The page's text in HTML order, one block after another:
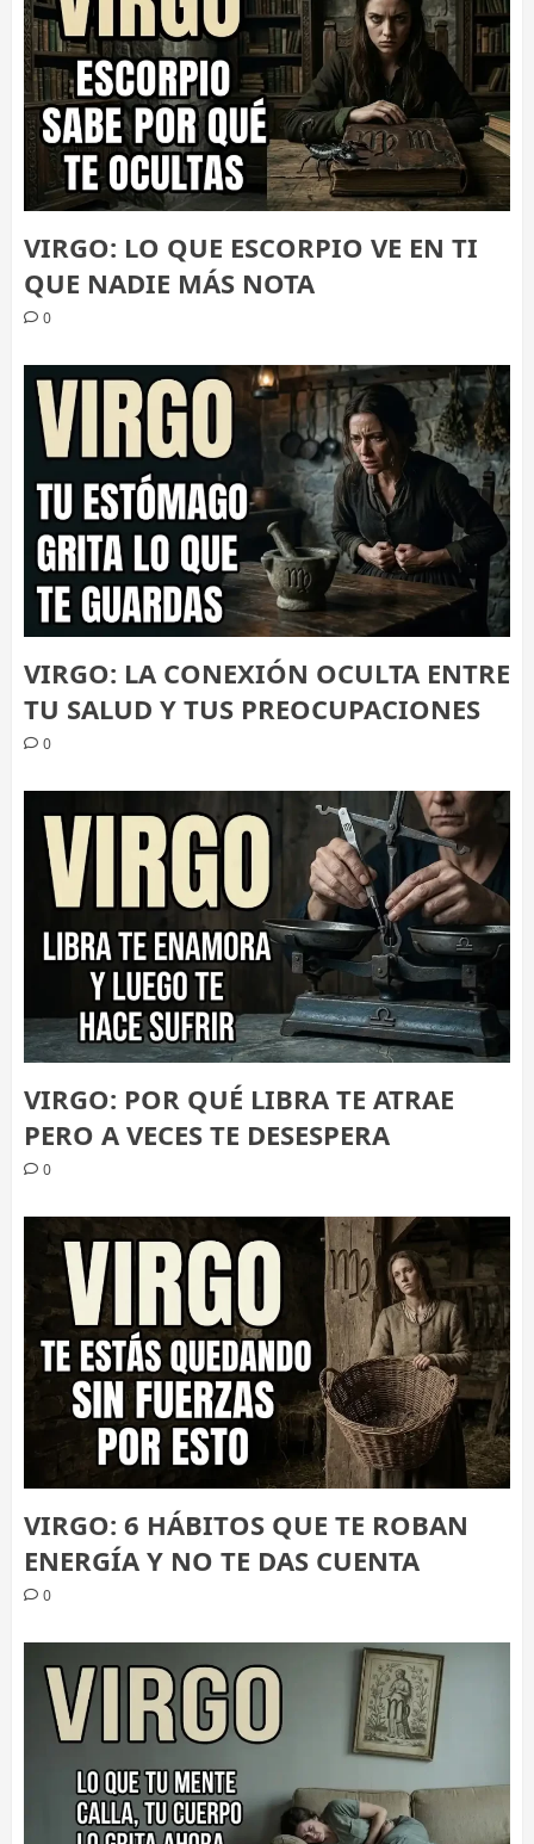
VIRGO: LO QUE ESCORPIO VE EN TI
QUE NADIE MÁS NOTA
0
VIRGO: LA CONEXIÓN OCULTA ENTRE
TU SALUD Y TUS PREOCUPACIONES
0
VIRGO: POR QUÉ LIBRA TE ATRAE
PERO A VECES TE DESESPERA
0
VIRGO: 6 HÁBITOS QUE TE ROBAN
ENERGÍA Y NO TE DAS CUENTA
0